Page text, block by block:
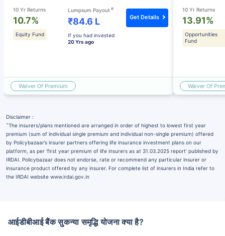
Waiver Of Premium
10 Yr Returns
10.7%
Equity Fund
Lumpsum Payout #
₹84.6 L
If you had invested
20 Yrs ago
Get Details
Waiver Of
10 Yr Returns
13.91%
Opportunities
Fund
Disclaimer :
˜The insurers/plans mentioned are arranged in order of highest to lowest first year
premium (sum of individual single premium and individual non-single premium) offered
by Policybazaar’s insurer partners offering life insurance investment plans on our
platform, as per ‘first year premium of life insurers as at 31.03.2025 report’ published by
IRDAI. Policybazaar does not endorse, rate or recommend any particular insurer or
insurance product offered by any insurer. For complete list of insurers in India refer to
the IRDAI website www.irdai.gov.in
आईडीबीआई बैंक सुकन्या समृद्धि योजना क्या है?